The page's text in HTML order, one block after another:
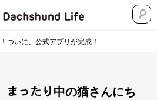
ついに、公式アプリが完成！
まったり中の猫さんにち